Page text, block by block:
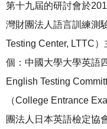
第十九屆的研討會於
灣財團法人語言訓練測
Testing Center, LTTC
個：中國大學大學英語
English Testing
（College Entrance
團法人日本英語檢定協